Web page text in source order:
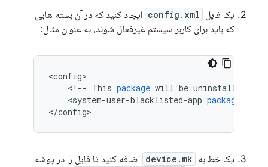
یک فایل config.xml ایجاد کنید که در آن بسته هایی
که باید برای کاربر سیستم غیرفعال شوند، به عنوان مثال:
<config
< ! -- This package will be uninstalled
<system-user-blacklisted-app package
</config>
یک خط به device.mk اضافه کنید تا فایل را در پوشه